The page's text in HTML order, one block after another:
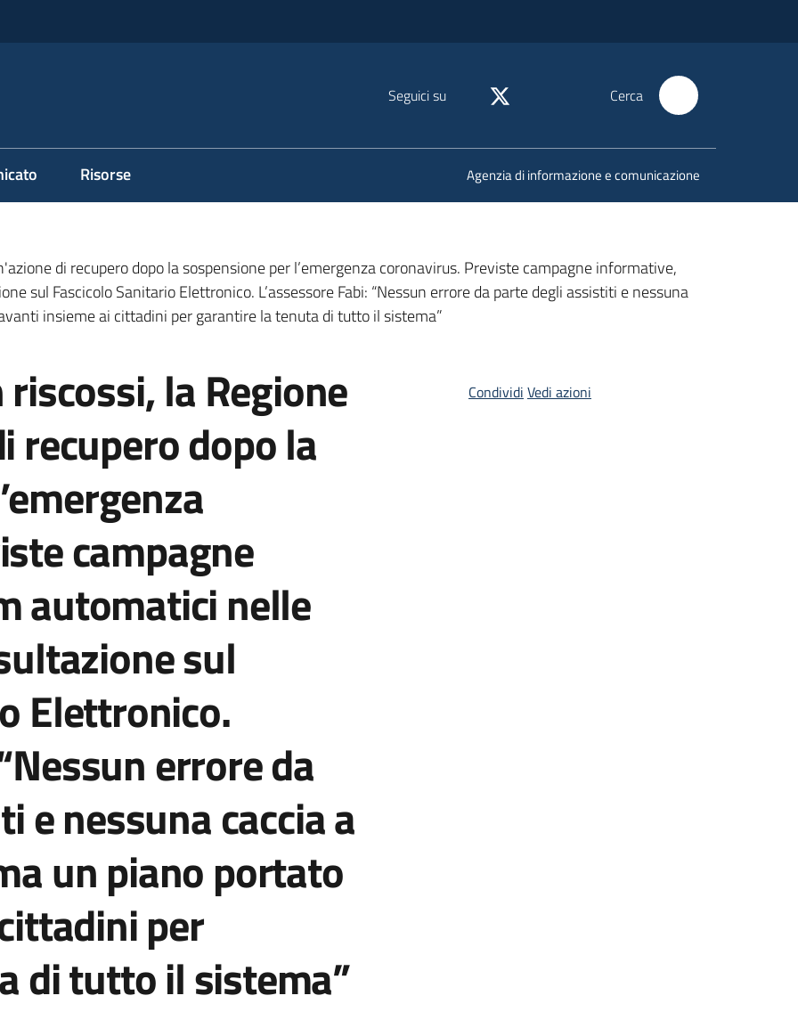
Seguici su Cerca
Risorse Agenzia di informazione e comunicazione
di recupero dopo la sospensione per l’emergenza coronavirus. Previste campagne informative,
sul Fascicolo Sanitario Elettronico. L’assessore Fabi: “Nessun errore da parte degli assistiti e nessuna
insieme ai cittadini per garantire la tenuta di tutto il sistema”
la Regione
recupero dopo la
campagne
automatici nelle
sul
Elettronico.
errore da
e nessuna caccia a
un piano portato
per
di tutto il sistema”
Condividi Vedi azioni